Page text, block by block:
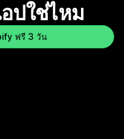
ปใช่ไหม
ฟรี 3 วัน